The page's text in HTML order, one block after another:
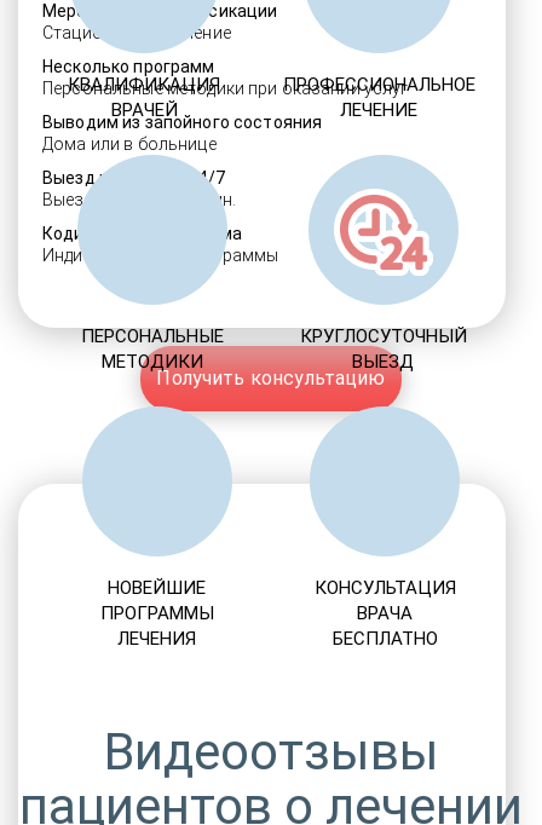
Мероприятия детоксикации
Стационарное лечение
Несколько программ
Персональные методики при оказании услуг
Выводим из запойного состояния
Дома или в больнице
Выезд нарколога 24/7
Выезд в течение 30 мин.
Кодировка алкоголизма
Индивидуальные программы
Получить консультацию
КВАЛИФИКАЦИЯ
ВРАЧЕЙ
ПРОФЕССИОНАЛЬНОЕ
ЛЕЧЕНИЕ
ПЕРСОНАЛЬНЫЕ
МЕТОДИКИ
КРУГЛОСУТОЧНЫЙ
ВЫЕЗД
НОВЕЙШИЕ
ПРОГРАММЫ
ЛЕЧЕНИЯ
КОНСУЛЬТАЦИЯ
ВРАЧА
БЕСПЛАТНО
Видеоотзывы
пациентов о лечении